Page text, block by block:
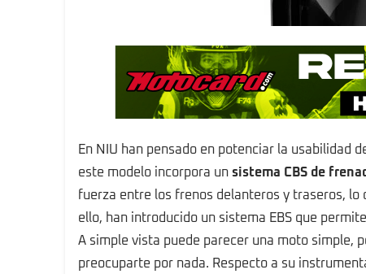
En NIU han pensado en potenciar la usabilidad
este modelo incorpora un sistema CBS de
fuerza entre los frenos delanteros y traseros,
ello, han introducido un sistema EBS que
A simple vista puede parecer una moto simple,
preocuparte por nada. Respecto a su